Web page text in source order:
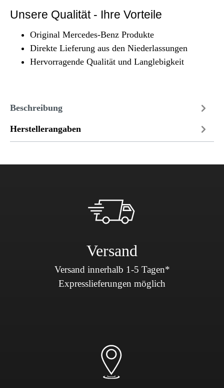
Unsere Qualität - Ihre Vorteile
Original Mercedes-Benz Produkte
Direkte Lieferung aus den Niederlassungen
Hervorragende Qualität und Langlebigkeit
Beschreibung
Herstellerangaben
Versand
Versand innerhalb 1-5 Tagen*
Expresslieferungen möglich